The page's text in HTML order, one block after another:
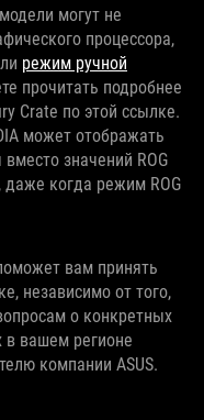
могут не
процессора,
режим ручной
прочитать подробнее
Crate по этой ссылке.
может отображать
значений ROG
даже когда режим ROG
вам принять
независимо от того,
о конкретных
в вашем регионе
компании ASUS.